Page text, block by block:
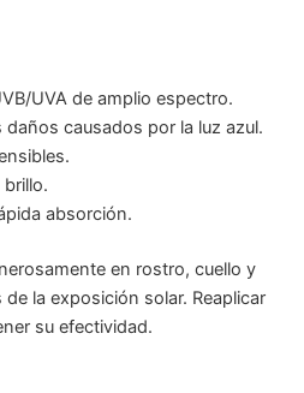
UVA de amplio espectro.
causados por la luz azul.
absorción.
en rostro, cuello y
la exposición solar. Reaplicar
su efectividad.